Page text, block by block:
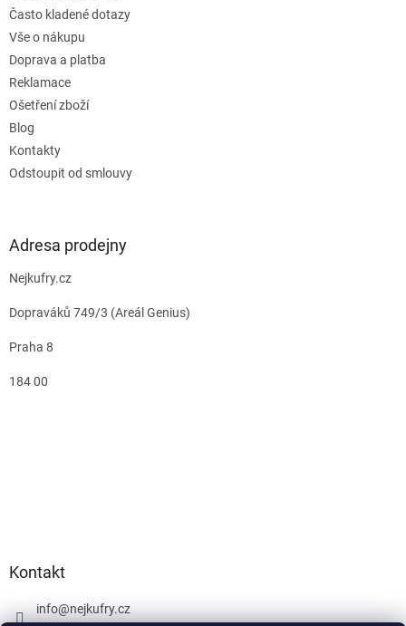
Často kladené dotazy
Vše o nákupu
Doprava a platba
Reklamace
Ošetření zboží
Blog
Kontakty
Odstoupit od smlouvy
Adresa prodejny
Nejkufry.cz
Dopraváků 749/3 (Areál Genius)
Praha 8
184 00
Kontakt
info@nejkufry.cz